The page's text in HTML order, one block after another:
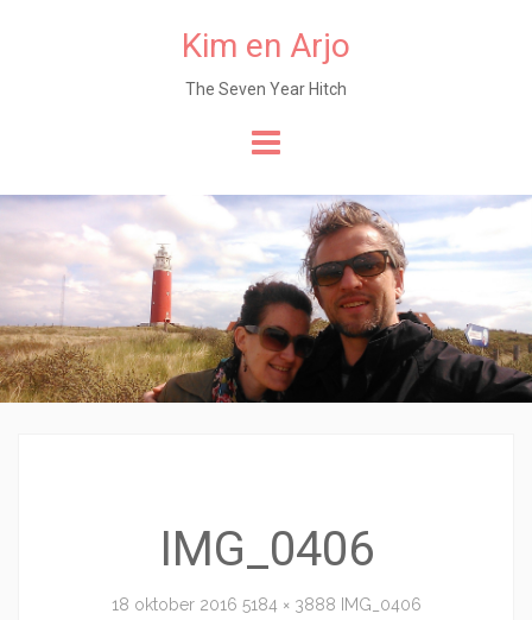
Kim en Arjo
The Seven Year Hitch
IMG_0406
18 oktober 2016 5184 × 3888 IMG_0406